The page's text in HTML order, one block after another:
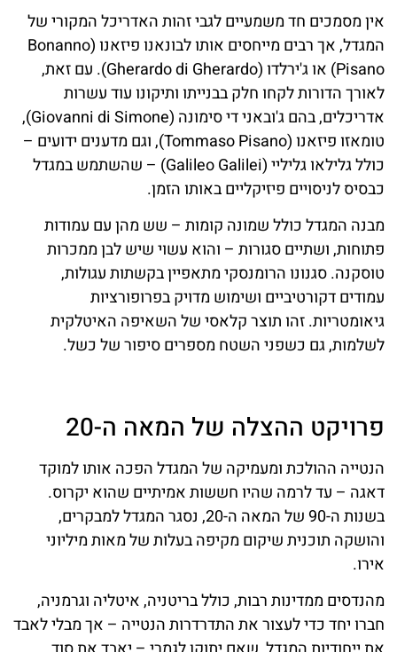
אין מסמכים חד משמעיים לגבי זהות האדריכל המקורי של
המגדל, אך רבים מייחסים אותו לבונאנו פיזאנו (Bonanno
Pisano) או ג'ירלדו (Gherardo di Gherardo). עם זאת,
לאורך הדורות לקחו חלק בבנייתו ותיקונו עוד עשרות
אדריכלים, בהם ג'ובאני די סימונה (Giovanni di Simone),
טומאזו פיזאנו (Tommaso Pisano), וגם מדענים ידועים –
כולל גלילאו גליליי (Galileo Galilei) – שהשתמש במגדל
כבסיס לניסויים פיזיקליים באותו הזמן.
מבנה המגדל כולל שמונה קומות – שש מהן עם עמודות
פתוחות, ושתיים סגורות – והוא עשוי שיש לבן ממכרות
טוסקנה. סגנונו הרומנסקי מתאפיין בקשתות עגולות,
עמודים דקורטיביים ושימוש מדויק בפרופורציות
גיאומטריות. זהו תוצר קלאסי של השאיפה האיטלקית
לשלמות, גם כשפני השטח מספרים סיפור של כשל.
פרויקט ההצלה של המאה ה-20
הנטייה ההולכת ומעמיקה של המגדל הפכה אותו למוקד
דאגה – עד לרמה שהיו חששות אמיתיים שהוא יקרוס.
בשנות ה-90 של המאה ה-20, נסגר המגדל למבקרים,
והושקה תוכנית שיקום מקיפה בעלות של מאות מיליוני
אירו.
מהנדסים ממדינות רבות, כולל בריטניה, איטליה וגרמניה,
חברו יחד כדי לעצור את התדרדרות הנטייה – אך מבלי לאבד